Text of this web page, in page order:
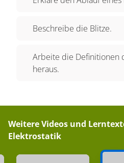
zu rösten. Nur sehr selten
– am besten ist es also,
Beschreibe die Blitze.
Arbeite die Definitionen
heraus.
Weitere Videos und
Elektrostatik